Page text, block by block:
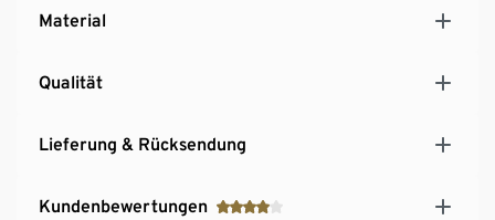
Material
Qualität
Lieferung & Rücksendung
Kundenbewertungen